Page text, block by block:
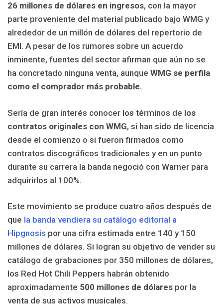
26 millones de dólares en ingresos, con la mayor
parte proveniente del material publicado bajo WMG y
alrededor de un millón de dólares del repertorio de
EMI. A pesar de los rumores sobre un acuerdo
inminente, fuentes del sector afirman que aún no se
ha concretado ninguna venta, aunque WMG se perfila
como el comprador más probable.
Sería de gran interés conocer los términos de los
contratos originales con WMG, si han sido de licencia
desde el comienzo o si fueron firmados como
contratos discográficos tradicionales y en un punto
durante su carrera la banda negoció con Warner para
adquirirlos al 100%.
Este movimiento se produce cuatro años después de
que la banda vendiera su catálogo editorial a
Hipgnosis por una cifra estimada entre 140 y 150
millones de dólares. Si logran su objetivo de vender su
catálogo de grabaciones por 350 millones de dólares,
los Red Hot Chili Peppers habrán obtenido
aproximadamente 500 millones de dólares por la
venta de sus activos musicales.